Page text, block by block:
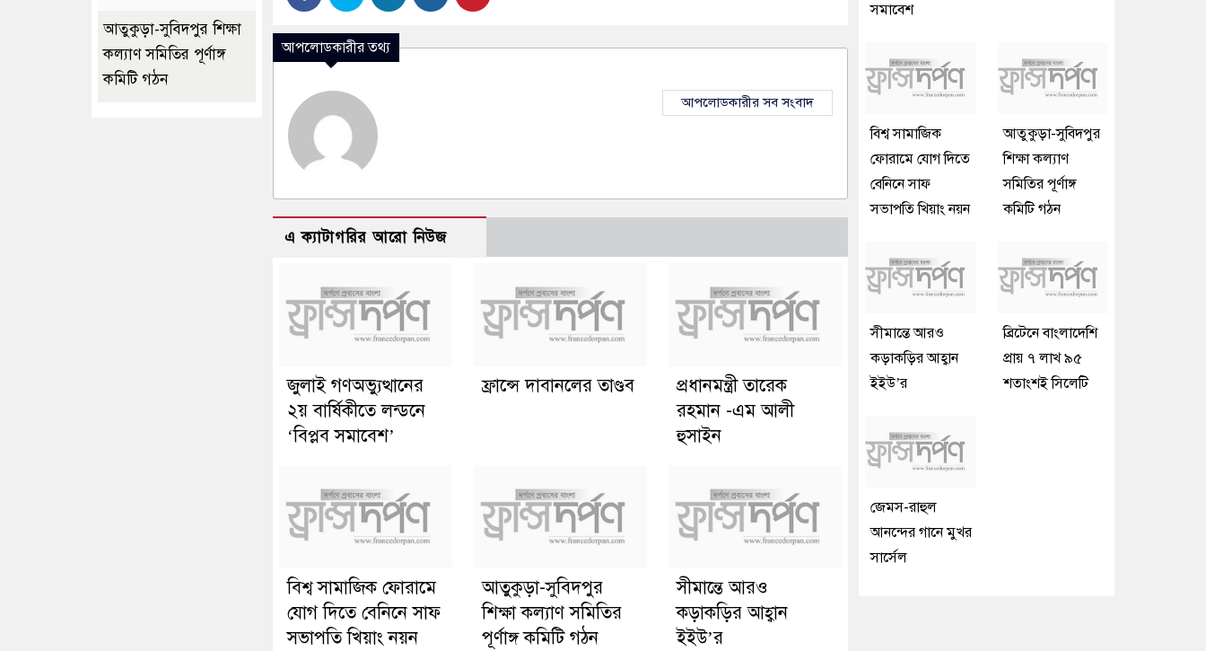
আপলোডকারীর তথ্য
আপলোডকারীর সব সংবাদ
এ ক্যাটাগরির আরো নিউজ
জুলাই গণঅভ্যুত্থানের
২য় বার্ষিকীতে লন্ডনে
‘বিপ্লব সমাবেশ’
ফ্রান্সে দাবানলের তাণ্ডব
প্রধানমন্ত্রী তারেক
রহমান -এম আলী
হুসাইন
বিশ্ব সামাজিক ফোরামে
যোগ দিতে বেনিনে সাফ
সভাপতি খিয়াং নয়ন
আতুকুড়া-সুবিদপুর
শিক্ষা কল্যাণ সমিতির
পূর্ণাঙ্গ কমিটি গঠন
সীমান্তে আরও
কড়াকড়ির আহ্বান
ইইউ’র
আতুকুড়া-সুবিদপুর শিক্ষা
কল্যাণ সমিতির পূর্ণাঙ্গ
কমিটি গঠন
সমাবেশ
বিশ্ব সামাজিক
ফোরামে যোগ দিতে
বেনিনে সাফ
সভাপতি খিয়াং নয়ন
আতুকুড়া-সুবিদপুর
শিক্ষা কল্যাণ
সমিতির পূর্ণাঙ্গ
কমিটি গঠন
সীমান্তে আরও
কড়াকড়ির আহ্বান
ইইউ’র
ব্রিটেনে বাংলাদেশি
প্রায় ৭ লাখ ৯৫
শতাংশই সিলেটি
জেমস-রাহুল
আনন্দের গানে মুখর
সার্সেল